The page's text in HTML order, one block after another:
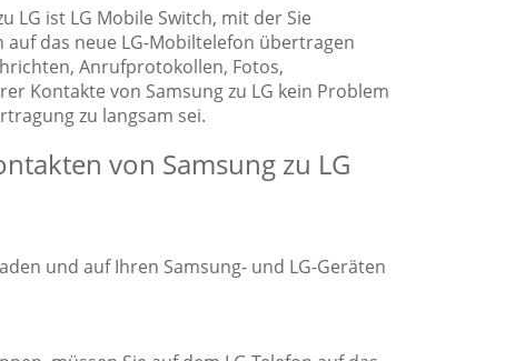
LG ist LG Mobile Switch, mit der Sie
das neue LG-Mobiltelefon übertragen
Anrufprotokollen, Fotos,
Kontakte von Samsung zu LG kein Problem
zu langsam sei.
von Samsung zu LG
und auf Ihren Samsung- und LG-Geräten